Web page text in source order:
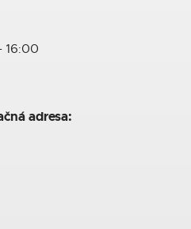
16:00
adresa: